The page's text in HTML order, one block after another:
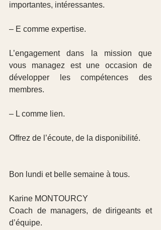
importantes, intéressantes.
– E comme expertise.
L’engagement dans la mission que
vous managez est une occasion de
développer les compétences des
membres.
– L comme lien.
Offrez de l’écoute, de la disponibilité.
Bon lundi et belle semaine à tous.
Karine MONTOURCY
Coach de managers, de dirigeants et
d’équipe.